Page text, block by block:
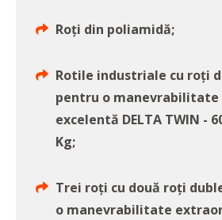
Roți din poliamidă;
Rotile industriale cu roți
pentru o manevrabilitate
excelentă DELTA TWIN -
Kg;
Trei roți cu două roți
o manevrabilitate